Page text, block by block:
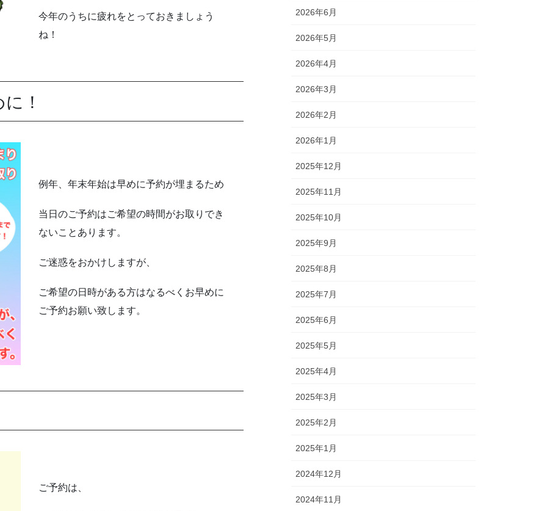
今年のうちに疲れをとっておきましょう
ね！
！
例年、年末年始は早めに予約が埋まるため
当日のご予約はご希望の時間がお取りでき
ないことあります。
ご迷惑をおかけしますが、
ご希望の日時がある方はなるべくお早めに
ご予約お願い致します。
ご予約は、
2026年6月
2026年5月
2026年4月
2026年3月
2026年2月
2026年1月
2025年12月
2025年11月
2025年10月
2025年9月
2025年8月
2025年7月
2025年6月
2025年5月
2025年4月
2025年3月
2025年2月
2025年1月
2024年12月
2024年11月